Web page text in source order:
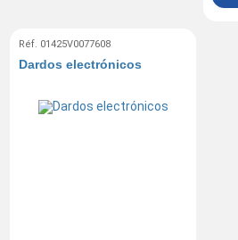
Réf. 01425V0077608
Dardos electrónicos